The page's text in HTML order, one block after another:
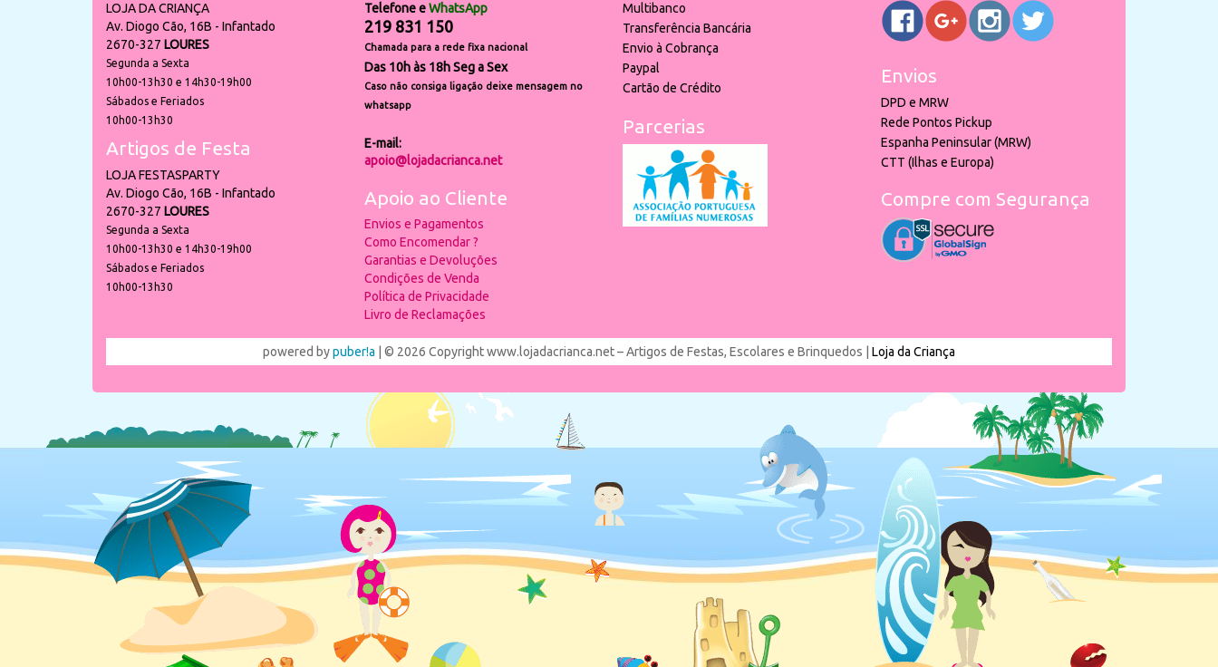
LOJA DA CRIANÇA
Av. Diogo Cão, 16B - Infantado
2670-327 LOURES
Segunda a Sexta
10h00-13h30 e 14h30-19h00
Sábados e Feriados
10h00-13h30
Artigos de Festa
LOJA FESTASPARTY
Av. Diogo Cão, 16B - Infantado
2670-327 LOURES
Segunda a Sexta
10h00-13h30 e 14h30-19h00
Sábados e Feriados
10h00-13h30
Telefone eWhatsApp
219 831 150
Chamada para a rede fixa nacional
Das 10h às 18h Seg a Sex
Caso não consiga ligação deixe mensagem no
whatsapp
E-mail:
apoio@lojadacrianca.net
Apoio ao Cliente
Envios e Pagamentos
Como Encomendar ?
Garantias e Devoluções
Condições de Venda
Política de Privacidade
Livro de Reclamações
Multibanco
Transferência Bancária
Envio à Cobrança
Paypal
Cartão de Crédito
Parcerias
Envios
DPD e MRW
Rede Pontos Pickup
Espanha Peninsular (MRW)
CTT (Ilhas e Europa)
Compre com Segurança
powered bypuber!a | © 2026 Copyright www.lojadacrianca.net – Artigos de Festas, Escolares e Brinquedos | Loja da Criança